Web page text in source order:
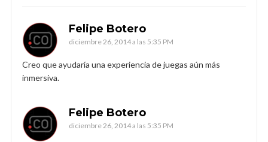
Felipe Botero
diciembre 26, 2014 a las 5:35 PM
Creo que ayudaría una experiencia de juegas aún más
inmersiva.
Felipe Botero
diciembre 26, 2014 a las 5:35 PM